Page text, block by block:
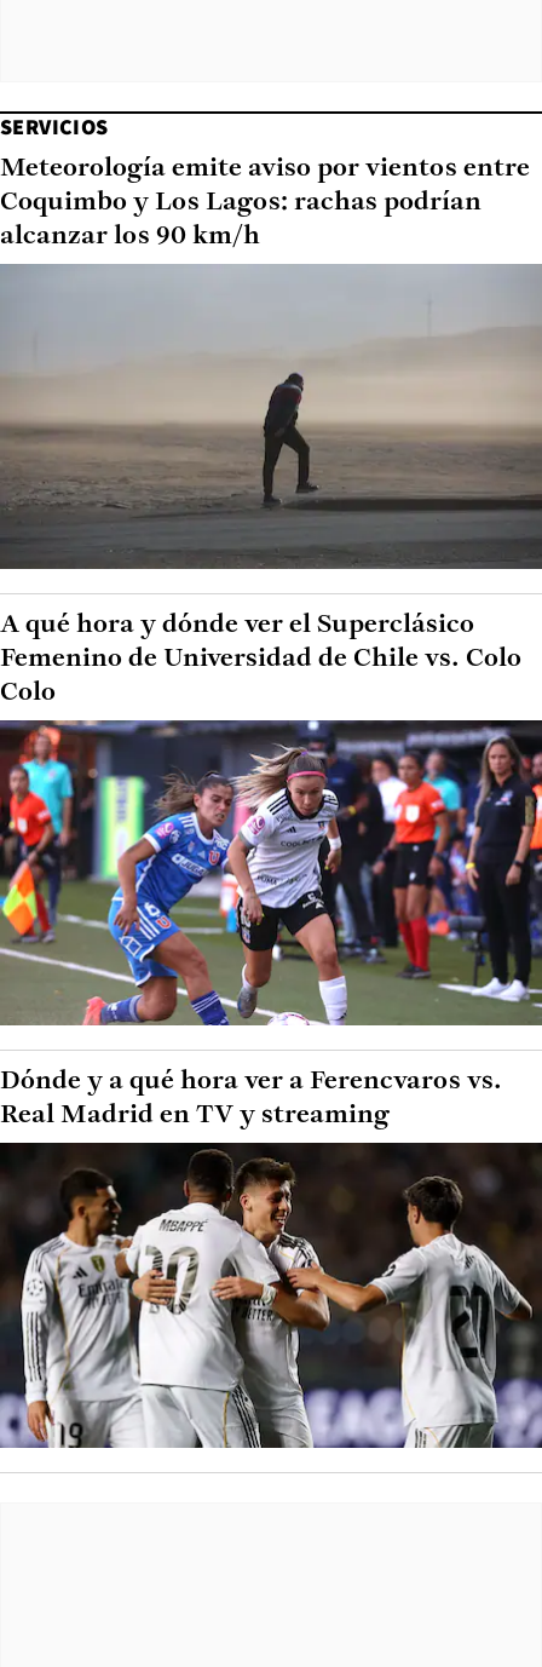
SERVICIOS
Meteorología emite aviso por vientos entre
Coquimbo y Los Lagos: rachas podrían
alcanzar los 90 km/h
A qué hora y dónde ver el Superclásico
Femenino de Universidad de Chile vs. Colo
Colo
Dónde y a qué hora ver a Ferencvaros vs.
Real Madrid en TV y streaming